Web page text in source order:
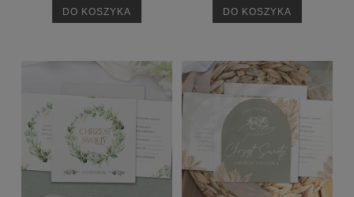
DO KOSZYKA DO KOSZYKA